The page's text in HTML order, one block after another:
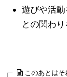
遊びや活
との関わり
このあとは